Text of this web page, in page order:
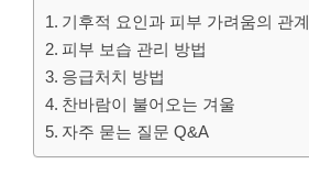
기후적 요인과 피부 가려움의 관계
피부 보습 관리 방법
응급처치 방법
찬바람이 불어오는 겨울
자주 묻는 질문 Q&A